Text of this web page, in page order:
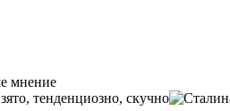
мнение